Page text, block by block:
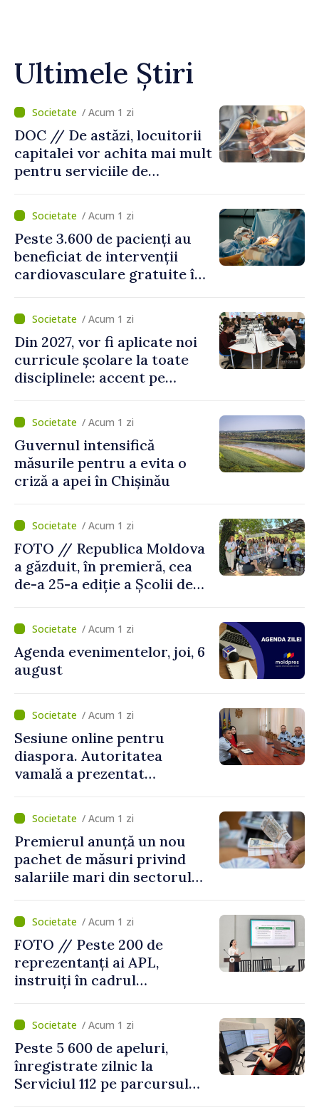
Ultimele Știri
/ Acum 1 zi
DOC // De astăzi, locuitorii
capitalei vor achita mai mult
pentru serviciile de
canalizare
/ Acum 1 zi
Peste 3.600 de pacienți au
beneficiat de intervenții
cardiovasculare gratuite în
/ Acum 1 zi
Din 2027, vor fi aplicate noi
curricule școlare la toate
disciplinele: accent pe
și folosirea cunoștințelor în
situații reale/ Acum 1 zi
Guvernul intensifică
măsurile pentru a evita o
criză a apei în Chișinău
/ Acum 1 zi
FOTO // Republica Moldova
a găzduit, în premieră, cea
de-a 25-a ediție a Școlii de
/ Acum 1 zi
Agenda evenimentelor, joi, 6
august
/ Acum 1 zi
Sesiune online pentru
diaspora. Autoritatea
vamală a prezentat
revenirea în țară
/ Acum 1 zi
Premierul anunță un nou
pachet de măsuri privind
salariile mari din sectorul
/ Acum 1 zi
FOTO // Peste 200 de
reprezentanți ai APL,
instruiți în cadrul
Mediu privind aplicarea a
două regulamente din
domeniu
/ Acum 1 zi
Peste 5 600 de apeluri,
înregistrate zilnic la
Serviciul 112 pe parcursul